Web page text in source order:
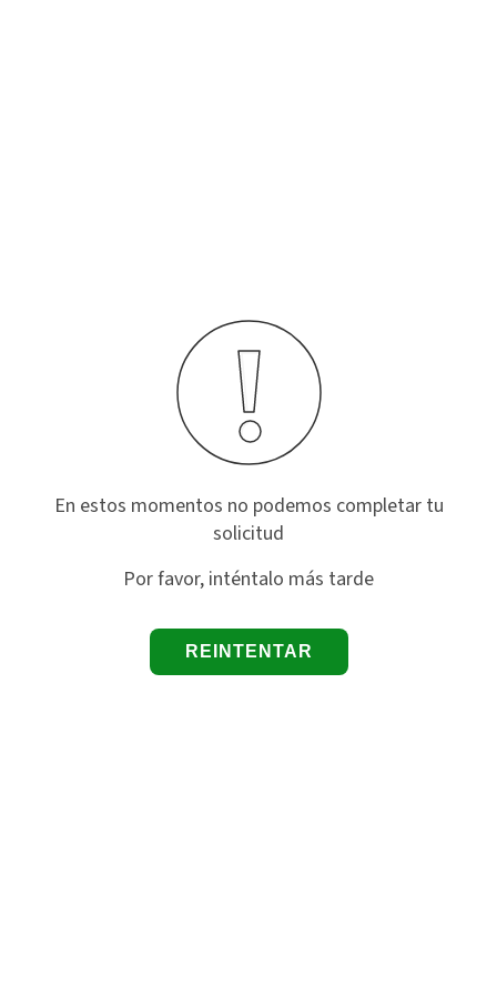
En estos momentos no podemos completar tu
solicitud
Por favor, inténtalo más tarde
REINTENTAR